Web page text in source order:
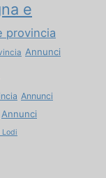
e
provincia
Annunci
Annunci
Annunci
Lodi